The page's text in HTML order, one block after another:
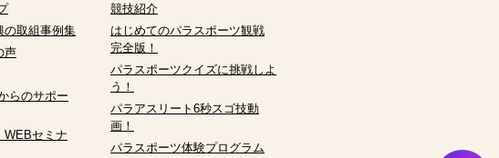
の取組事例集
声
らのサポー
WEBセミナ
競技紹介
はじめてのパラスポーツ観戦
完全版！
パラスポーツクイズに挑戦しよ
う！
パラアスリート6秒スゴ技動
画！
パラスポーツ体験プログラム